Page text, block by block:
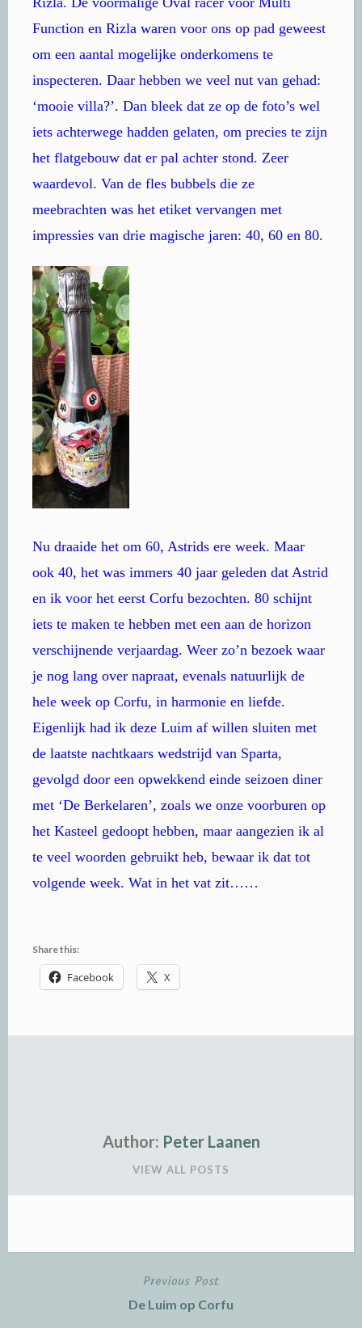
Function en Rizla waren voor ons op pad geweest
om een aantal mogelijke onderkomens te
inspecteren. Daar hebben we veel nut van gehad:
‘mooie villa?’. Dan bleek dat ze op de foto’s wel
iets achterwege hadden gelaten, om precies te zijn
het flatgebouw dat er pal achter stond. Zeer
waardevol. Van de fles bubbels die ze
meebrachten was het etiket vervangen met
impressies van drie magische jaren: 40, 60 en 80.
Nu draaide het om 60, Astrids ere week. Maar
ook 40, het was immers 40 jaar geleden dat Astrid
en ik voor het eerst Corfu bezochten. 80 schijnt
iets te maken te hebben met een aan de horizon
verschijnende verjaardag. Weer zo’n bezoek waar
je nog lang over napraat, evenals natuurlijk de
hele week op Corfu, in harmonie en liefde.
Eigenlijk had ik deze Luim af willen sluiten met
de laatste nachtkaars wedstrijd van Sparta,
gevolgd door een opwekkend einde seizoen diner
met ‘De Berkelaren’, zoals we onze voorburen op
het Kasteel gedoopt hebben, maar aangezien ik al
te veel woorden gebruikt heb, bewaar ik dat tot
volgende week. Wat in het vat zit……
Share this:
Facebook X
Author: Peter Laanen
VIEW ALL POSTS
Previous Post
De Luim op Corfu